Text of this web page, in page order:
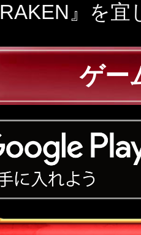
』を
ゲー